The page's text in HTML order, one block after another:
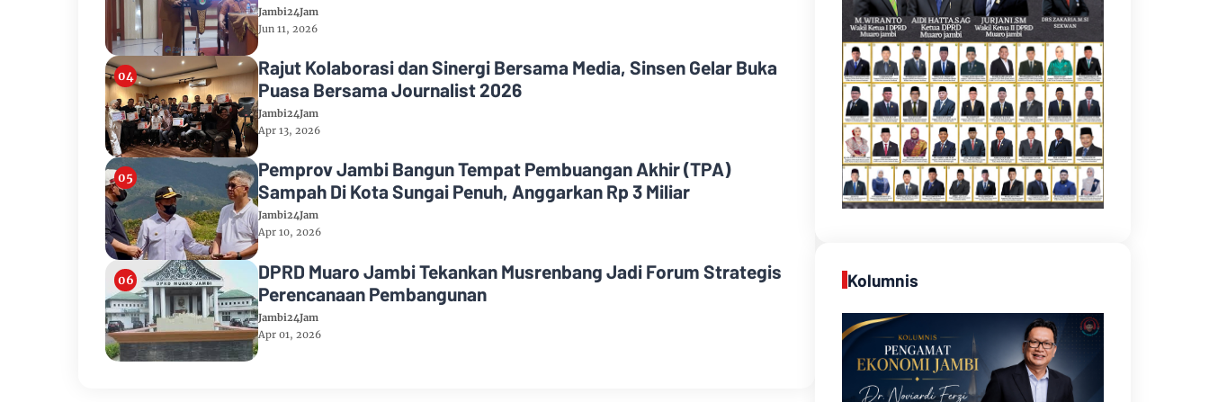
Jambi24Jam
Jun 11, 2026
Rajut Kolaborasi dan Sinergi Bersama Media, Sinsen Gelar Buka
Puasa Bersama Journalist 2026
Jambi24Jam
Apr 13, 2026
Pemprov Jambi Bangun Tempat Pembuangan Akhir (TPA)
Sampah Di Kota Sungai Penuh, Anggarkan Rp 3 Miliar
Jambi24Jam
Apr 10, 2026
DPRD Muaro Jambi Tekankan Musrenbang Jadi Forum Strategis
Perencanaan Pembangunan
Jambi24Jam
Apr 01, 2026
Kolumnis